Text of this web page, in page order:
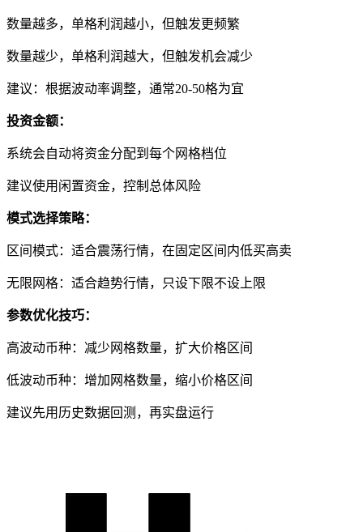
数量越多，单格利润越小，但触发更频繁
数量越少，单格利润越大，但触发机会减少
建议：根据波动率调整，通常20-50格为宜
投资金额：
系统会自动将资金分配到每个网格档位
建议使用闲置资金，控制总体风险
模式选择策略：
区间模式：适合震荡行情，在固定区间内低买高卖
无限网格：适合趋势行情，只设下限不设上限
参数优化技巧：
高波动币种：减少网格数量，扩大价格区间
低波动币种：增加网格数量，缩小价格区间
建议先用历史数据回测，再实盘运行